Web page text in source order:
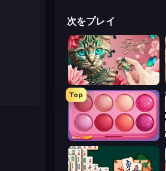
次をプレイ
Favorite Puzzles
Top
Piece of Cake: Merge and Bake